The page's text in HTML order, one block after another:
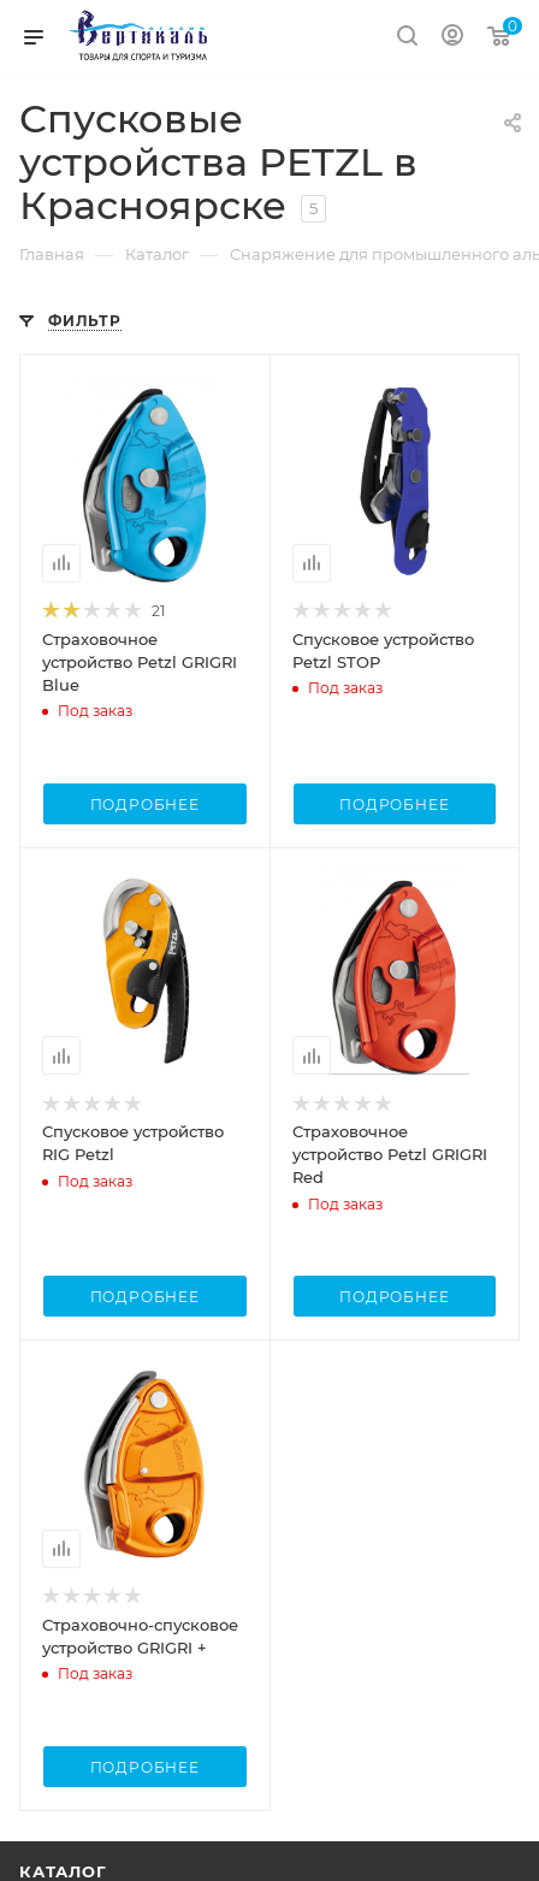
0
Спусковые
устройства PETZL в
Красноярске
5
Главная — Каталог — Снаряжение для промышленного
ФИЛЬТР
21
Страховочное
устройство Petzl GRIGRI
Blue
Под заказ
ПОДРОБНЕЕ
Спусковое устройство
Petzl STOP
Под заказ
ПОДРОБНЕЕ
Спусковое устройство
RIG Petzl
Под заказ
ПОДРОБНЕЕ
Страховочное
устройство Petzl GRIGRI
Red
Под заказ
ПОДРОБНЕЕ
Страховочно-спусковое
устройство GRIGRI +
Под заказ
ПОДРОБНЕЕ
КАТАЛОГ